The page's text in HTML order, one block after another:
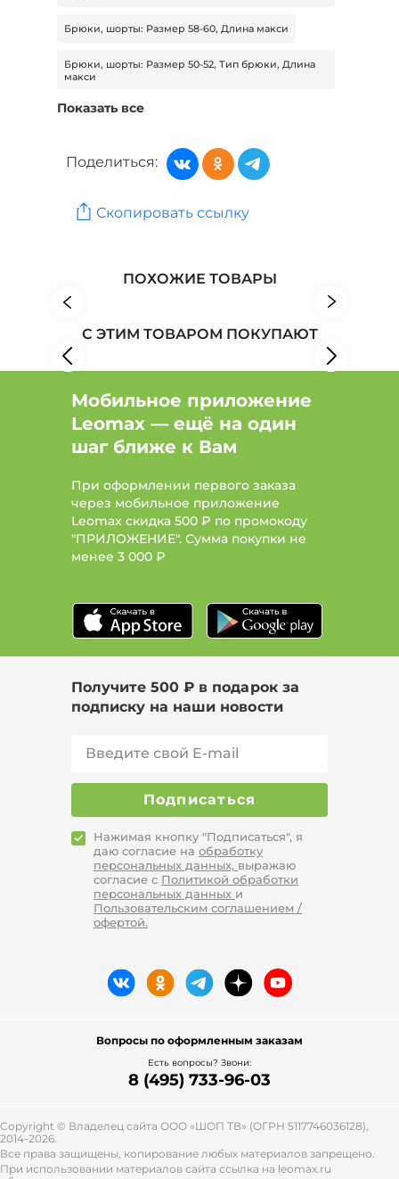
Брюки, шорты: Размер 58-60, Длина макси
Брюки, шорты: Размер 50-52, Тип брюки, Длина
макси
Брюки, шорты: Размер 50-52, Сезон Демисезон,
Брюки, шорты: Цвет Серый, Размер 50-52, Длина
макси
Брюки, шорты: Размер 50-52, Длина макси
Женская одежда: Бренд VERSON
Показать все
Поделиться:
Скопировать ссылку
ПОХОЖИЕ ТОВАРЫ
С ЭТИМ ТОВАРОМ ПОКУПАЮТ
Мобильное приложение
Leomax — ещё на один
шаг ближе к Вам
При оформлении первого заказа
через мобильное приложение
Leomax скидка 500 ₽ по промокоду
"ПРИЛОЖЕНИЕ". Сумма покупки не
менее 3 000 ₽
Получите 500 ₽ в подарок за
подписку на наши новости
Подписаться
Нажимая кнопку "Подписаться", я
даю согласие на обработку
персональных данных, выражаю
согласие с Политикой обработки
персональных данных и
Пользовательским соглашением /
офертой.
Вопросы по оформленным заказам
Есть вопросы? Звони:
8 (495) 733-96-03
Copyright © Владелец сайта ООО «ШОП ТВ» (ОГРН 5117746036128),
2014-2026.
Все права защищены, копирование любых материалов запрещено.
При использовании материалов сайта ссылка на leomax.ru